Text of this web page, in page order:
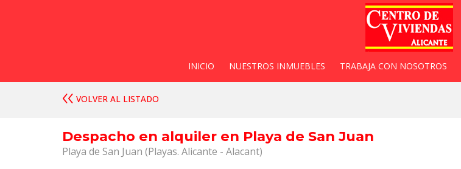
INICIO NUESTROS INMUEBLES TRABAJA CON NOSOTROS
VOLVER AL LISTADO
Despacho en alquiler en Playa de San Juan
Playa de San Juan (Playas. Alicante - Alacant)